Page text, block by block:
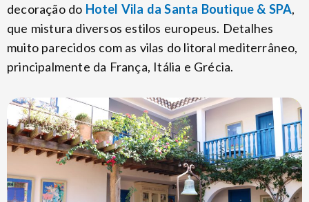
decoração do Hotel Vila da Santa Boutique & SPA,
que mistura diversos estilos europeus. Detalhes
muito parecidos com as vilas do litoral mediterrâneo,
principalmente da França, Itália e Grécia.